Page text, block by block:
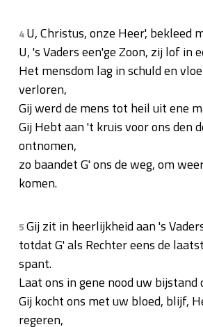
4U, Christus, onze Heer', bekleed
U, 's Vaders een'ge Zoon, zij lof in
Het mensdom lag in schuld en
verloren,
Gij werd de mens tot heil uit ene
Gij Hebt aan 't kruis voor ons den
ontnomen,
zo baandet G' ons de weg, om
komen.
5Gij zit in heerlijkheid aan 's
totdat G' als Rechter eens de
spant.
Laat ons in gene nood uw
Gij kocht ons met uw bloed, blijf,
regeren,